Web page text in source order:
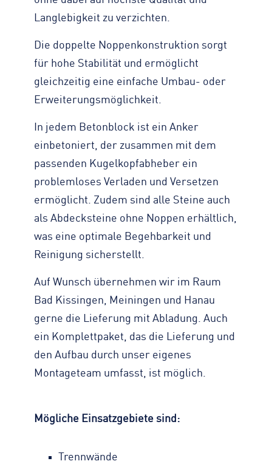
Langlebigkeit zu verzichten.
Die doppelte Noppenkonstruktion sorgt
für hohe Stabilität und ermöglicht
gleichzeitig eine einfache Umbau- oder
Erweiterungsmöglichkeit.
In jedem Betonblock ist ein Anker
einbetoniert, der zusammen mit dem
passenden Kugelkopfabheber ein
problemloses Verladen und Versetzen
ermöglicht. Zudem sind alle Steine auch
als Abdecksteine ohne Noppen erhältlich,
was eine optimale Begehbarkeit und
Reinigung sicherstellt.
Auf Wunsch übernehmen wir im Raum
Bad Kissingen, Meiningen und Hanau
gerne die Lieferung mit Abladung. Auch
ein Komplettpaket, das die Lieferung und
den Aufbau durch unser eigenes
Montageteam umfasst, ist möglich.
Mögliche Einsatzgebiete sind:
Trennwände